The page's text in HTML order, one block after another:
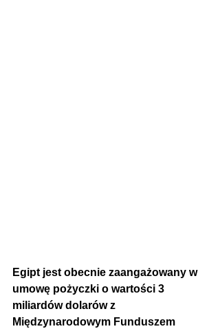
Egipt jest obecnie zaangażowany w
umowę pożyczki o wartości 3
miliardów dolarów z
Międzynarodowym Funduszem